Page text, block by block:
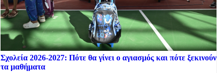
Σχολεία 2026-2027: Πότε θα γίνει ο αγιασμός και πότε ξεκινούν
τα μαθήματα